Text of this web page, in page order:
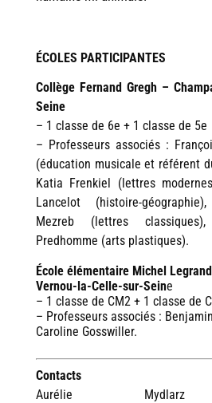
ÉCOLES PARTICIPANTES
Collège Fernand Gregh –
Seine
– 1 classe de 6e + 1 classe de 5e
– Professeurs associés :
(éducation musicale et référent
Katia Frenkiel (lettres
Lancelot (histoire-
Mezreb (lettres
Predhomme (arts plastiques).
École élémentaire Michel
Vernou-la-Celle-sur-Seine
– 1 classe de CM2 + 1 classe de
– Professeurs associés :
Caroline Gosswiller.
Contacts
Aurélie